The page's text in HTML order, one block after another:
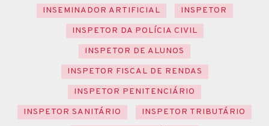
INSEMINADOR ARTIFICIAL
INSPETOR
INSPETOR DA POLÍCIA CIVIL
INSPETOR DE ALUNOS
INSPETOR FISCAL DE RENDAS
INSPETOR PENITENCIÁRIO
INSPETOR SANITÁRIO
INSPETOR TRIBUTÁRIO